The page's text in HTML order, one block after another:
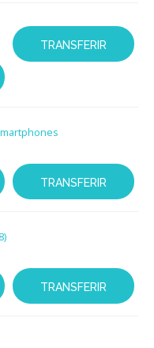
TRANSFERIR
TRANSFERIR
TRANSFERIR